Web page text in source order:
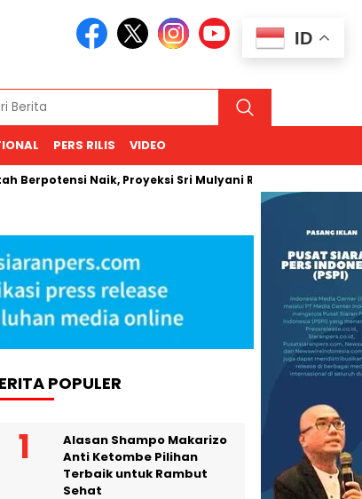
PERS RILIS VIDEO
Naik, Proyeksi Sri Mulyani Rentang USD 66–94
POPULER
Alasan Shampo Makarizo
Anti Ketombe Pilihan
Terbaik untuk Rambut
Sehat
ID